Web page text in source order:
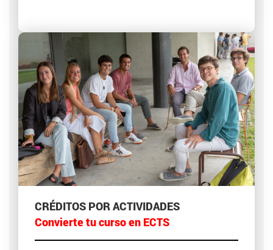
CRÉDITOS POR ACTIVIDADES
Convierte tu curso en ECTS